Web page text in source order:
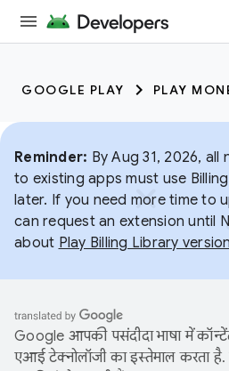
GOOGLE PLAY PLAY
Reminder: By Aug 31, 2026,
to existing apps must use
later. If you need more time to
can request an extension until
about Play Billing Library
Google आपकी पसंदीदा भाषा में
एआई टेक्नोलॉजी का इस्तेमाल करता